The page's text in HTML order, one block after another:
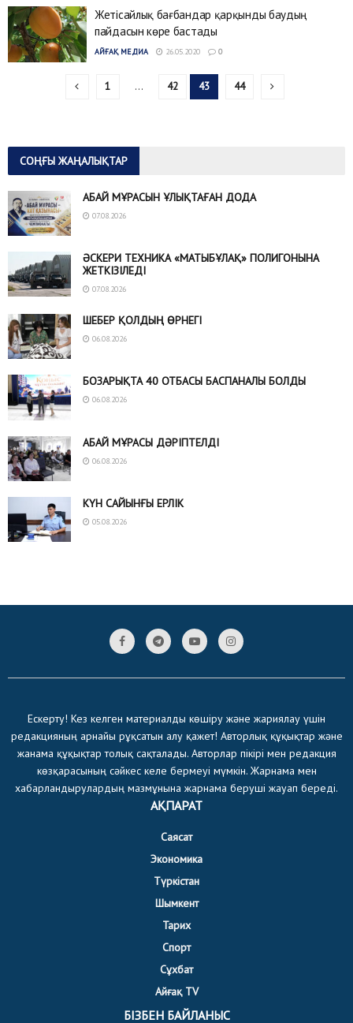
Жетісайлық бағбандар қарқынды баудың
пайдасын көре бастады
АЙҒАҚ МЕДИА 26.05.2020 0
1 … 42 43 44
СОҢҒЫ ЖАҢАЛЫҚТАР
АБАЙ МҰРАСЫН ҰЛЫҚТАҒАН ДОДА
07.08.2026
ӘСКЕРИ ТЕХНИКА «МАТЫБҰЛАҚ» ПОЛИГОНЫНА
ЖЕТКІЗІЛЕДІ
07.08.2026
ШЕБЕР ҚОЛДЫҢ ӨРНЕГІ
06.08.2026
БОЗАРЫҚТА 40 ОТБАСЫ БАСПАНАЛЫ БОЛДЫ
06.08.2026
АБАЙ МҰРАСЫ ДӘРІПТЕЛДІ
06.08.2026
КҮН САЙЫНҒЫ ЕРЛІК
05.08.2026
Ескерту! Кез келген материалды көшіру және жариялау үшін
редакцияның арнайы рұқсатын алу қажет! Авторлық құқықтар және
жанама құқықтар толық сақталады. Авторлар пікірі мен редакция
көзқарасының сәйкес келе бермеуі мүмкін. Жарнама мен
хабарландырулардың мазмұнына жарнама беруші жауап береді.
АҚПАРАТ
Саясат
Экономика
Түркістан
Шымкент
Тарих
Спорт
Сұхбат
Айғақ TV
БІЗБЕН БАЙЛАНЫС